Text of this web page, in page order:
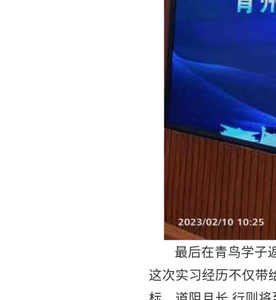
最后在青鸟学子
这次实习经历不仅带